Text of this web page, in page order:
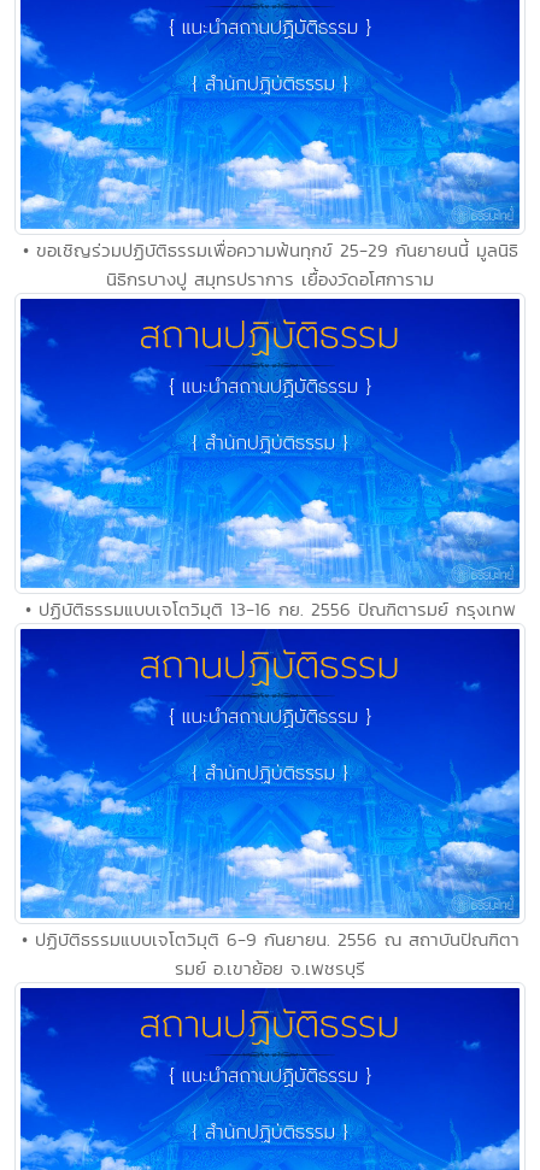
• ขอเชิญร่วมปฏิบัติธรรมเพื่อความพ้นทุกข์ 25-29 กันยายนนี้ มูลนิธิ
นิธิกรบางปู สมุทรปราการ เยื้องวัดอโศการาม
• ปฏิบัติธรรมแบบเจโตวิมุติ 13-16 กย. 2556 ปัณฑิตารมย์ กรุงเทพ
• ปฏิบัติธรรมแบบเจโตวิมุติ 6-9 กันยายน. 2556 ณ สถาบันปัณฑิตา
รมย์ อ.เขาย้อย จ.เพชรบุรี